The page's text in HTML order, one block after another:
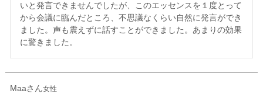
いと発言できませんでしたが、このエッセンスを１度とって
から会議に臨んだところ、不思議なくらい自然に発言ができ
ました。声も震えずに話すことができました。あまりの効果
Maa
女性